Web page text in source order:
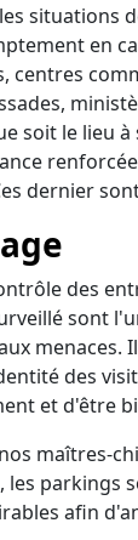
situations
en
centres
soit le lieu
dernier
des
sont
menaces.
des
et d'être
maîtres-
les parkings
afin